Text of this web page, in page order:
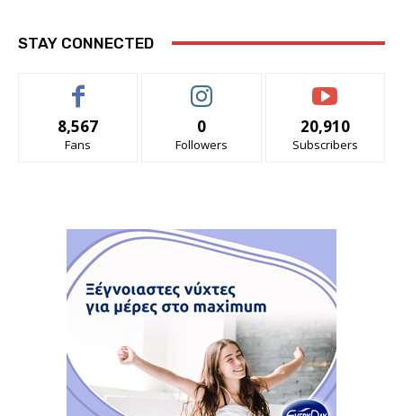
STAY CONNECTED
8,567
Fans
0
Followers
20,910
Subscribers